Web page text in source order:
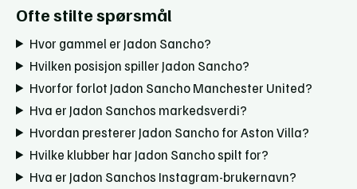
Ofte stilte spørsmål
Hvor gammel er Jadon Sancho?
Hvilken posisjon spiller Jadon Sancho?
Hvorfor forlot Jadon Sancho Manchester United?
Hva er Jadon Sanchos markedsverdi?
Hvordan presterer Jadon Sancho for Aston Villa?
Hvilke klubber har Jadon Sancho spilt for?
Hva er Jadon Sanchos Instagram-brukernavn?